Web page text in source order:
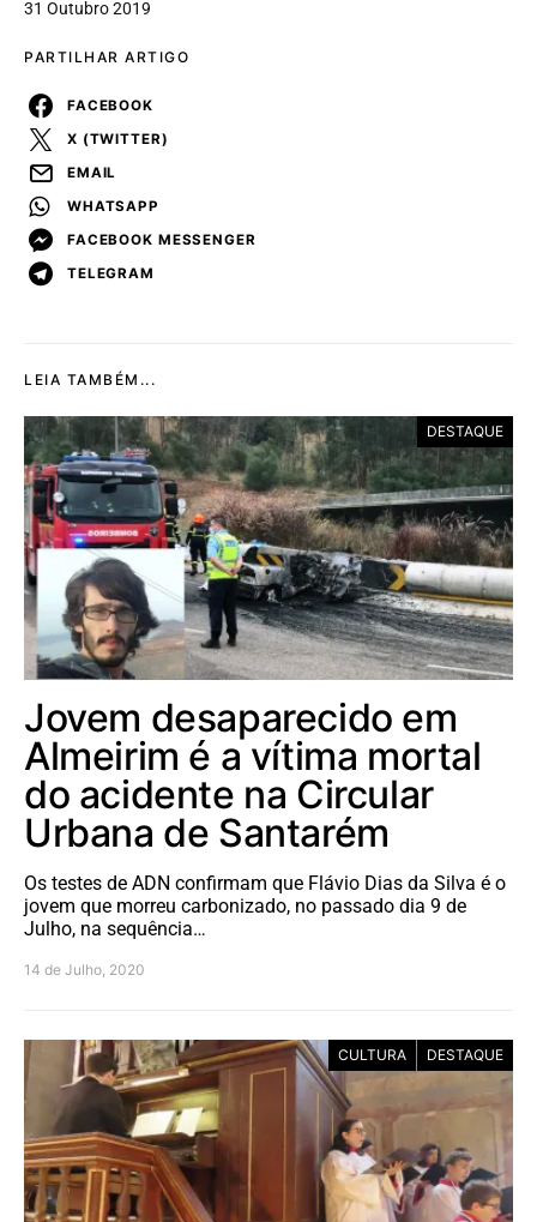
31 Outubro 2019
PARTILHAR ARTIGO
FACEBOOK
X (TWITTER)
EMAIL
WHATSAPP
FACEBOOK MESSENGER
TELEGRAM
LEIA TAMBÉM...
DESTAQUE
Jovem desaparecido em
Almeirim é a vítima mortal
do acidente na Circular
Urbana de Santarém
Os testes de ADN confirmam que Flávio Dias da Silva é o
jovem que morreu carbonizado, no passado dia 9 de
Julho, na sequência…
14 de Julho, 2020
CULTURA DESTAQUE